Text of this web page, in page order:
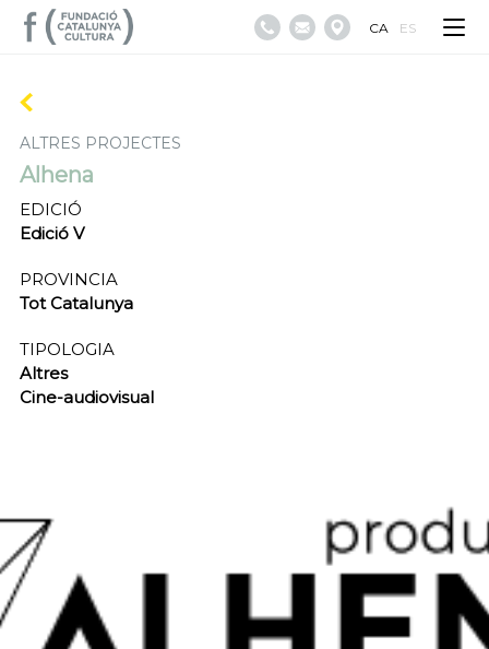
CA ES
ALTRES PROJECTES
Alhena
EDICIÓ
Edició V
PROVINCIA
Tot Catalunya
TIPOLOGIA
Altres
Cine-audiovisual